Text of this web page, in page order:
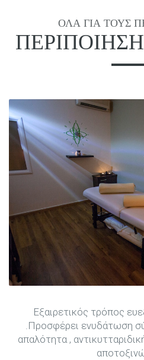
ΌΛΑ ΓΙΑ ΤΟΥΣ
Εξαιρετικός τρόπος
.Προσφέρει ενυδάτωση
απαλότητα ,